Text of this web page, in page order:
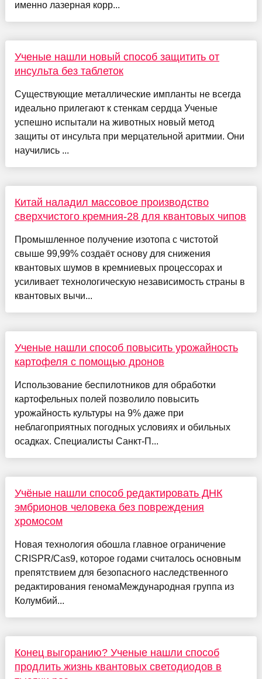
именно лазерная корр...
Ученые нашли новый способ защитить от
инсульта без таблеток
Существующие металлические импланты не всегда
идеально прилегают к стенкам сердца Ученые
успешно испытали на животных новый метод
защиты от инсульта при мерцательной аритмии. Они
научились ...
Китай наладил массовое производство
сверхчистого кремния-28 для квантовых чипов
Промышленное получение изотопа с чистотой
свыше 99,99% создаёт основу для снижения
квантовых шумов в кремниевых процессорах и
усиливает технологическую независимость страны в
квантовых вычи...
Ученые нашли способ повысить урожайность
картофеля с помощью дронов
Использование беспилотников для обработки
картофельных полей позволило повысить
урожайность культуры на 9% даже при
неблагоприятных погодных условиях и обильных
осадках. Специалисты Санкт-П...
Учёные нашли способ редактировать ДНК
эмбрионов человека без повреждения
хромосом
Новая технология обошла главное ограничение
CRISPR/Cas9, которое годами считалось основным
препятствием для безопасного наследственного
редактирования геномаМеждународная группа из
Колумбий...
Конец выгоранию? Ученые нашли способ
продлить жизнь квантовых светодиодов в